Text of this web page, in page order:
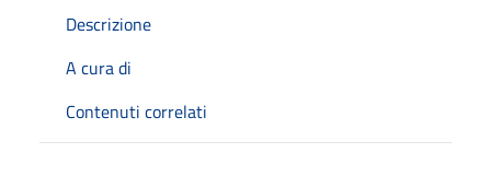
Descrizione
A cura di
Contenuti correlati